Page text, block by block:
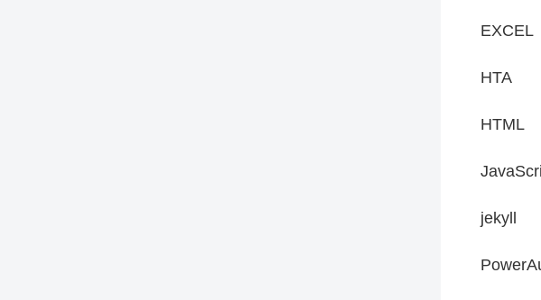
EXCEL
HTA
HTML
jekyll